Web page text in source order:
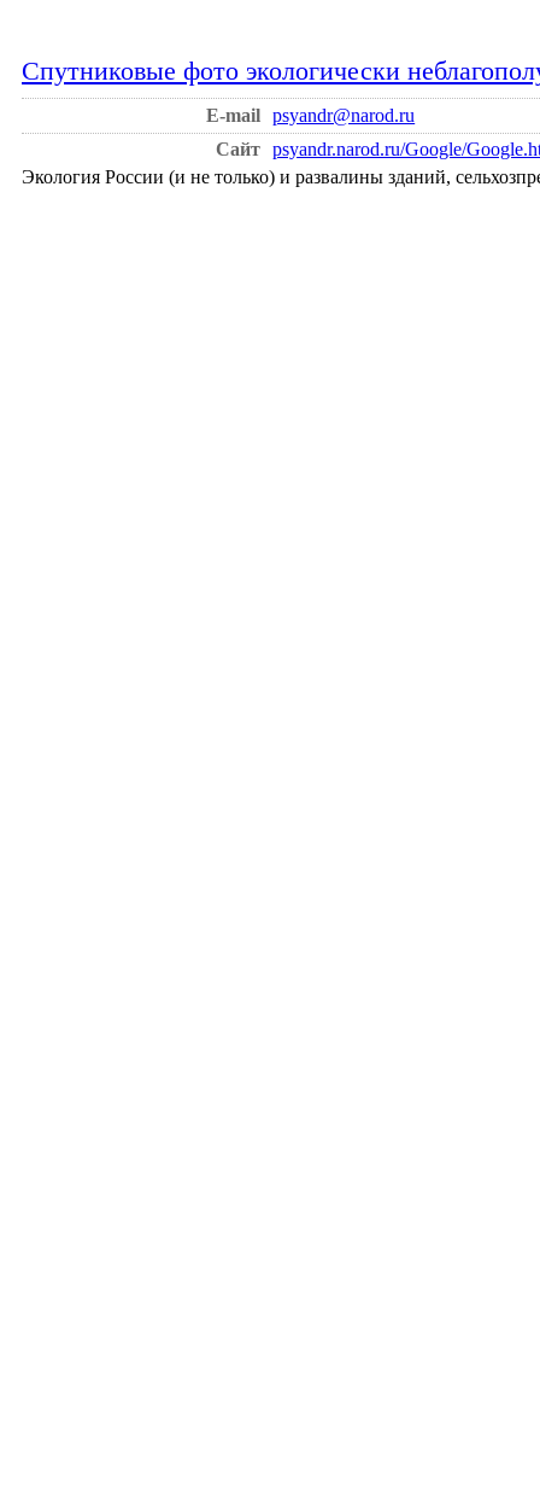
Спутниковые фото экологически
E-mail
psyandr@narod.ru
Сайт
psyandr.narod.ru/Google/
Экология России (и не только) и развалины зданий,